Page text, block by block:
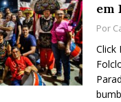
em
Por
Click